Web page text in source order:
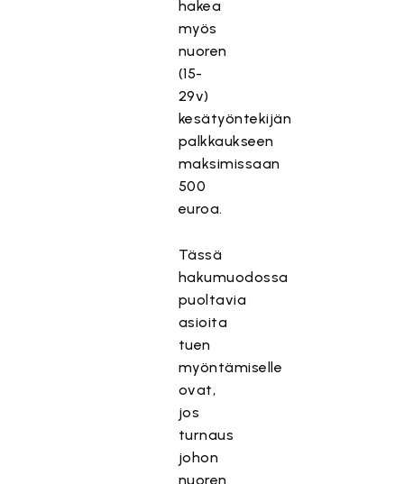
hakea
myös
nuoren
(15-
29v)
kesätyöntekijän
palkkaukseen
maksimissaan
500
euroa.
Tässä
hakumuodossa
puoltavia
asioita
tuen
myöntämiselle
ovat,
jos
turnaus
johon
nuoren